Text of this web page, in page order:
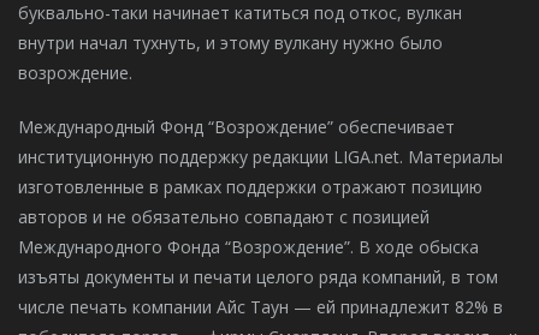
буквально-таки начинает катиться под откос, вулкан
внутри начал тухнуть, и этому вулкану нужно было
возрождение.
Международный Фонд “Возрождение” обеспечивает
институционную поддержку редакции LIGA.net. Материалы
изготовленные в рамках поддержки отражают позицию
авторов и не обязательно совпадают с позицией
Международного Фонда “Возрождение”. В ходе обыска
изъяты документы и печати целого ряда компаний, в том
числе печать компании Айс Таун — ей принадлежит 82% в